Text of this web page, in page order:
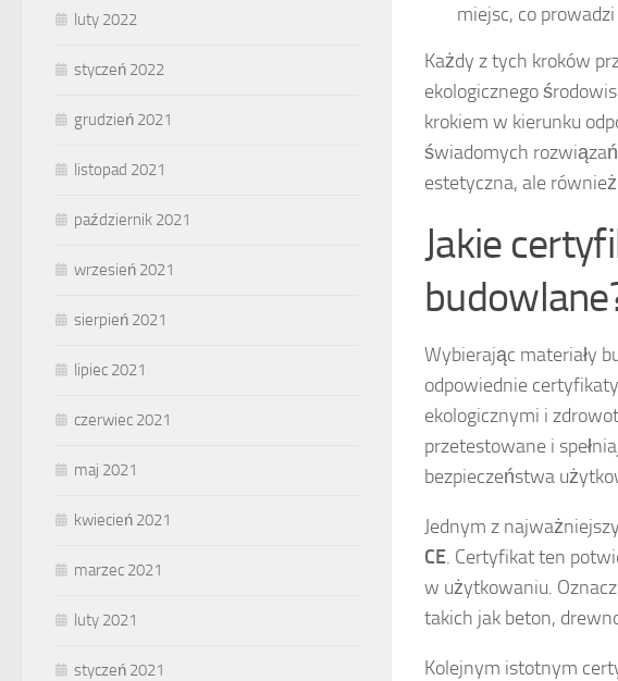
miejsc, co
Każdy z tych kroków
ekologicznego
krokiem w kierunku
świadomych
estetyczna, ale
Jakie
Wybierając materiały
odpowiednie
ekologicznymi i
przetestowane i
bezpieczeństwa
Jednym z
CE. Certyfikat ten
w użytkowaniu.
takich jak beton,
Kolejnym istotnym
luty 2022
styczeń 2022
grudzień 2021
listopad 2021
październik 2021
wrzesień 2021
sierpień 2021
lipiec 2021
czerwiec 2021
maj 2021
kwiecień 2021
marzec 2021
luty 2021
styczeń 2021